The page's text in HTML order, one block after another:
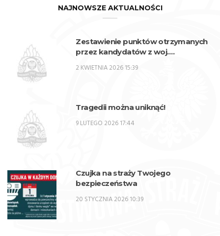
NAJNOWSZE AKTUALNOŚCI
Zestawienie punktów otrzymanych
przez kandydatów z woj.
przeszkolenie zawodowe
r. – SPO
2 KWIETNIA 2026 15:39
Tragedii można uniknąć!
9 LUTEGO 2026 17:44
Czujka na straży Twojego
bezpieczeństwa
20 STYCZNIA 2026 10:39